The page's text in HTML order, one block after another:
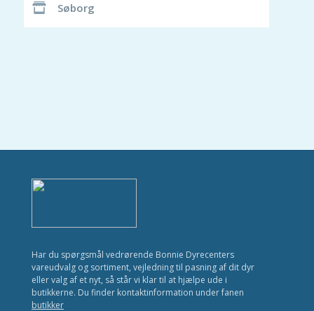
Søborg
Har du spørgsmål vedrørende Bonnie Dyrecenters
vareudvalg og sortiment, vejledning til pasning af dit dyr
eller valg af et nyt, så står vi klar til at hjælpe ude i
butikkerne. Du finder kontaktinformation under fanen
butikker